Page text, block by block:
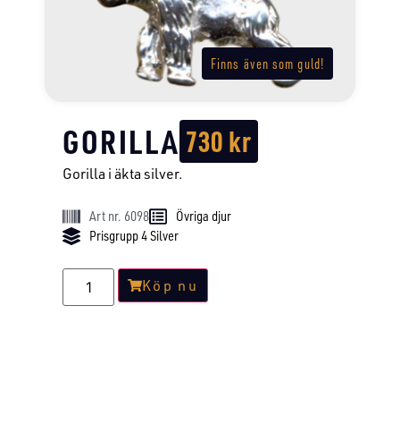
Finns även som guld!
GORILLA 730kr
Gorilla i äkta silver.
Art nr. 6098
Övriga djur
Prisgrupp 4 Silver
Köp nu